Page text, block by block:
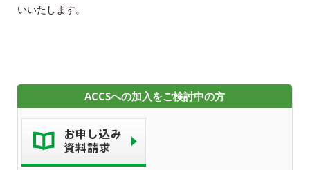
いいたします。
ACCSへの加入をご検討中の方